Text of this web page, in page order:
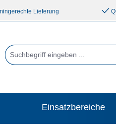
Lieferung
Einsatzbereiche